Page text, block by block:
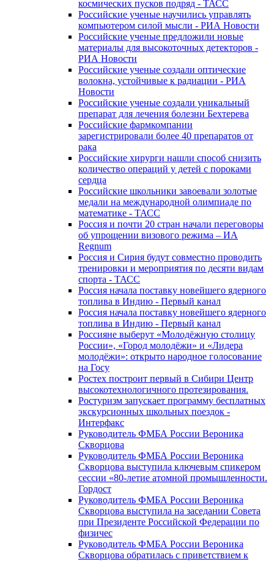
космических пусков подряд - ТАСС
Российские ученые научились управлять
компьютером силой мысли - РИА Новости
Российские ученые предложили новые
материалы для высокоточных детекторов -
РИА Новости
Российские ученые создали оптические
волокна, устойчивые к радиации - РИА
Новости
Российские ученые создали уникальный
препарат для лечения болезни Бехтерева
Российские фармкомпании
зарегистрировали более 40 препаратов от
рака
Российские хирурги нашли способ снизить
количество операций у детей с пороками
сердца
Российские школьники завоевали золотые
медали на международной олимпиаде по
математике - ТАСС
Россия и почти 20 стран начали переговоры
об упрощении визового режима – ИА
Regnum
Россия и Сирия будут совместно проводить
тренировки и мероприятия по десяти видам
спорта - ТАСС
Россия начала поставку новейшего ядерного
топлива в Индию - Первый канал
Россия начала поставку новейшего ядерного
топлива в Индию - Первый канал
Россияне выберут «Молодёжную столицу
России», «Город молодёжи» и «Лидера
молодёжи»: открыто народное голосование
на Госу
Ростех построит первый в Сибири Центр
высокотехнологичного протезирования.
Ростуризм запускает программу бесплатных
экскурсионных школьных поездок -
Интерфакс
Руководитель ФМБА России Вероника
Скворцова
Руководитель ФМБА России Вероника
Скворцова выступила ключевым спикером
сессии «80-летие атомной промышленности.
Гордост
Руководитель ФМБА России Вероника
Скворцова выступила на заседании Совета
при Президенте Российской Федерации по
физичес
Руководитель ФМБА России Вероника
Скворцова обратилась с приветствием к